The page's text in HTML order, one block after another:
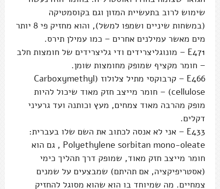
שימוש לרוב בתעשיית המזון וגם בקוסמטיקה
(במשחות שיניים ושמפו למשל), והוא מחזיק פי 8 יותר
מים מאשר עמילנים אחרים – כמו עמילן תירס.
E471 – מונוגליצרידים ודי גליצרידים של חומצות חלב
– חומר מקציף שמופק מחומצות שומן.
E466 – קרבוקסי מתיל צלולוז (Carboxymethyl
cellulose) – חומר מייצב חזק מאוד שיכול להיות
מופק מהרבה מאוד צמחים, מעץ וכותנה ועד גרעיני
דקלים.
E433 – אני לא אנסה לכתוב את השם שלו בעברית:
Polyethylene sorbitan mono-oleate , גם הוא
חומר מייצב חזק מאוד, שמופק דרך תהליך כימי
(אסטריפיקציה, אם תהיתם) שמבצעים על שמנים
צמחיים. מה שמיוחד בו הוא שהוא מסוגל להחזיק